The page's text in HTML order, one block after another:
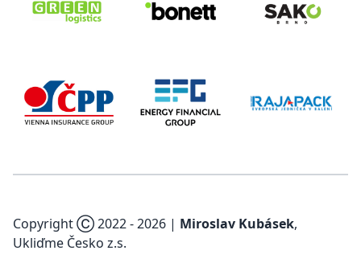
Copyright Ⓒ 2022 -2026 | Miroslav Kubásek,
Ukliďme Česko z.s.